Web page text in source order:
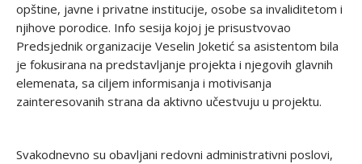
opštine, javne i privatne institucije, osobe sa invaliditetom i
njihove porodice. Info sesija kojoj je prisustvovao
Predsjednik organizacije Veselin Joketić sa asistentom bila
je fokusirana na predstavljanje projekta i njegovih glavnih
elemenata, sa ciljem informisanja i motivisanja
zainteresovanih strana da aktivno učestvuju u projektu.
Svakodnevno su obavljani redovni administrativni poslovi,